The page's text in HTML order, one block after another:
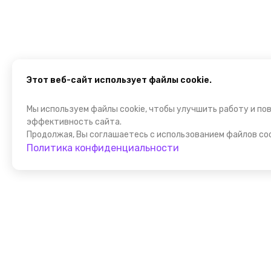
Этот веб-сайт использует файлы cookie.
Мы используем файлы cookie, чтобы улучшить работу и
эффективность сайта.
Продолжая, Вы соглашаетесь с использованием файлов
Политика конфиденциальности